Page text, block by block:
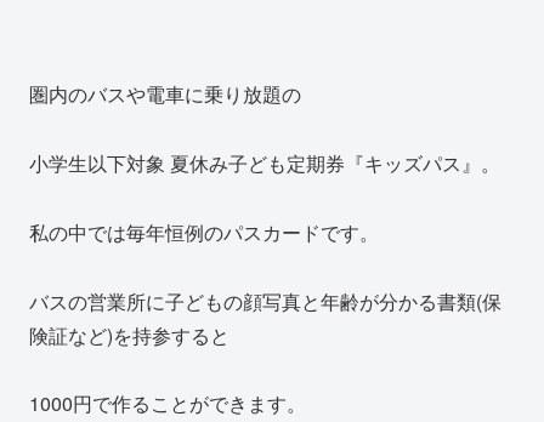
圏内のバスや電車に乗り放題の
小学生以下対象 夏休み子ども定期券『キッズパス』。
私の中では毎年恒例のパスカードです。
バスの営業所に子どもの顔写真と年齢が分かる書類(保
険証など)を持参すると
1000円で作ることができます。